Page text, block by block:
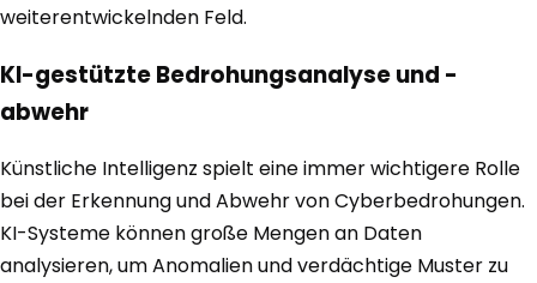
weiterentwickelnden Feld.
KI-gestützte Bedrohungsanalyse und -
abwehr
Künstliche Intelligenz spielt eine immer wichtigere Rolle
bei der Erkennung und Abwehr von Cyberbedrohungen.
KI-Systeme können große Mengen an Daten
analysieren, um Anomalien und verdächtige Muster zu